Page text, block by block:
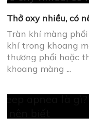
Thở oxy nhiều, có
Tràn khí màng
khí trong khoang
thương phổi hoặc
khoang màng ...